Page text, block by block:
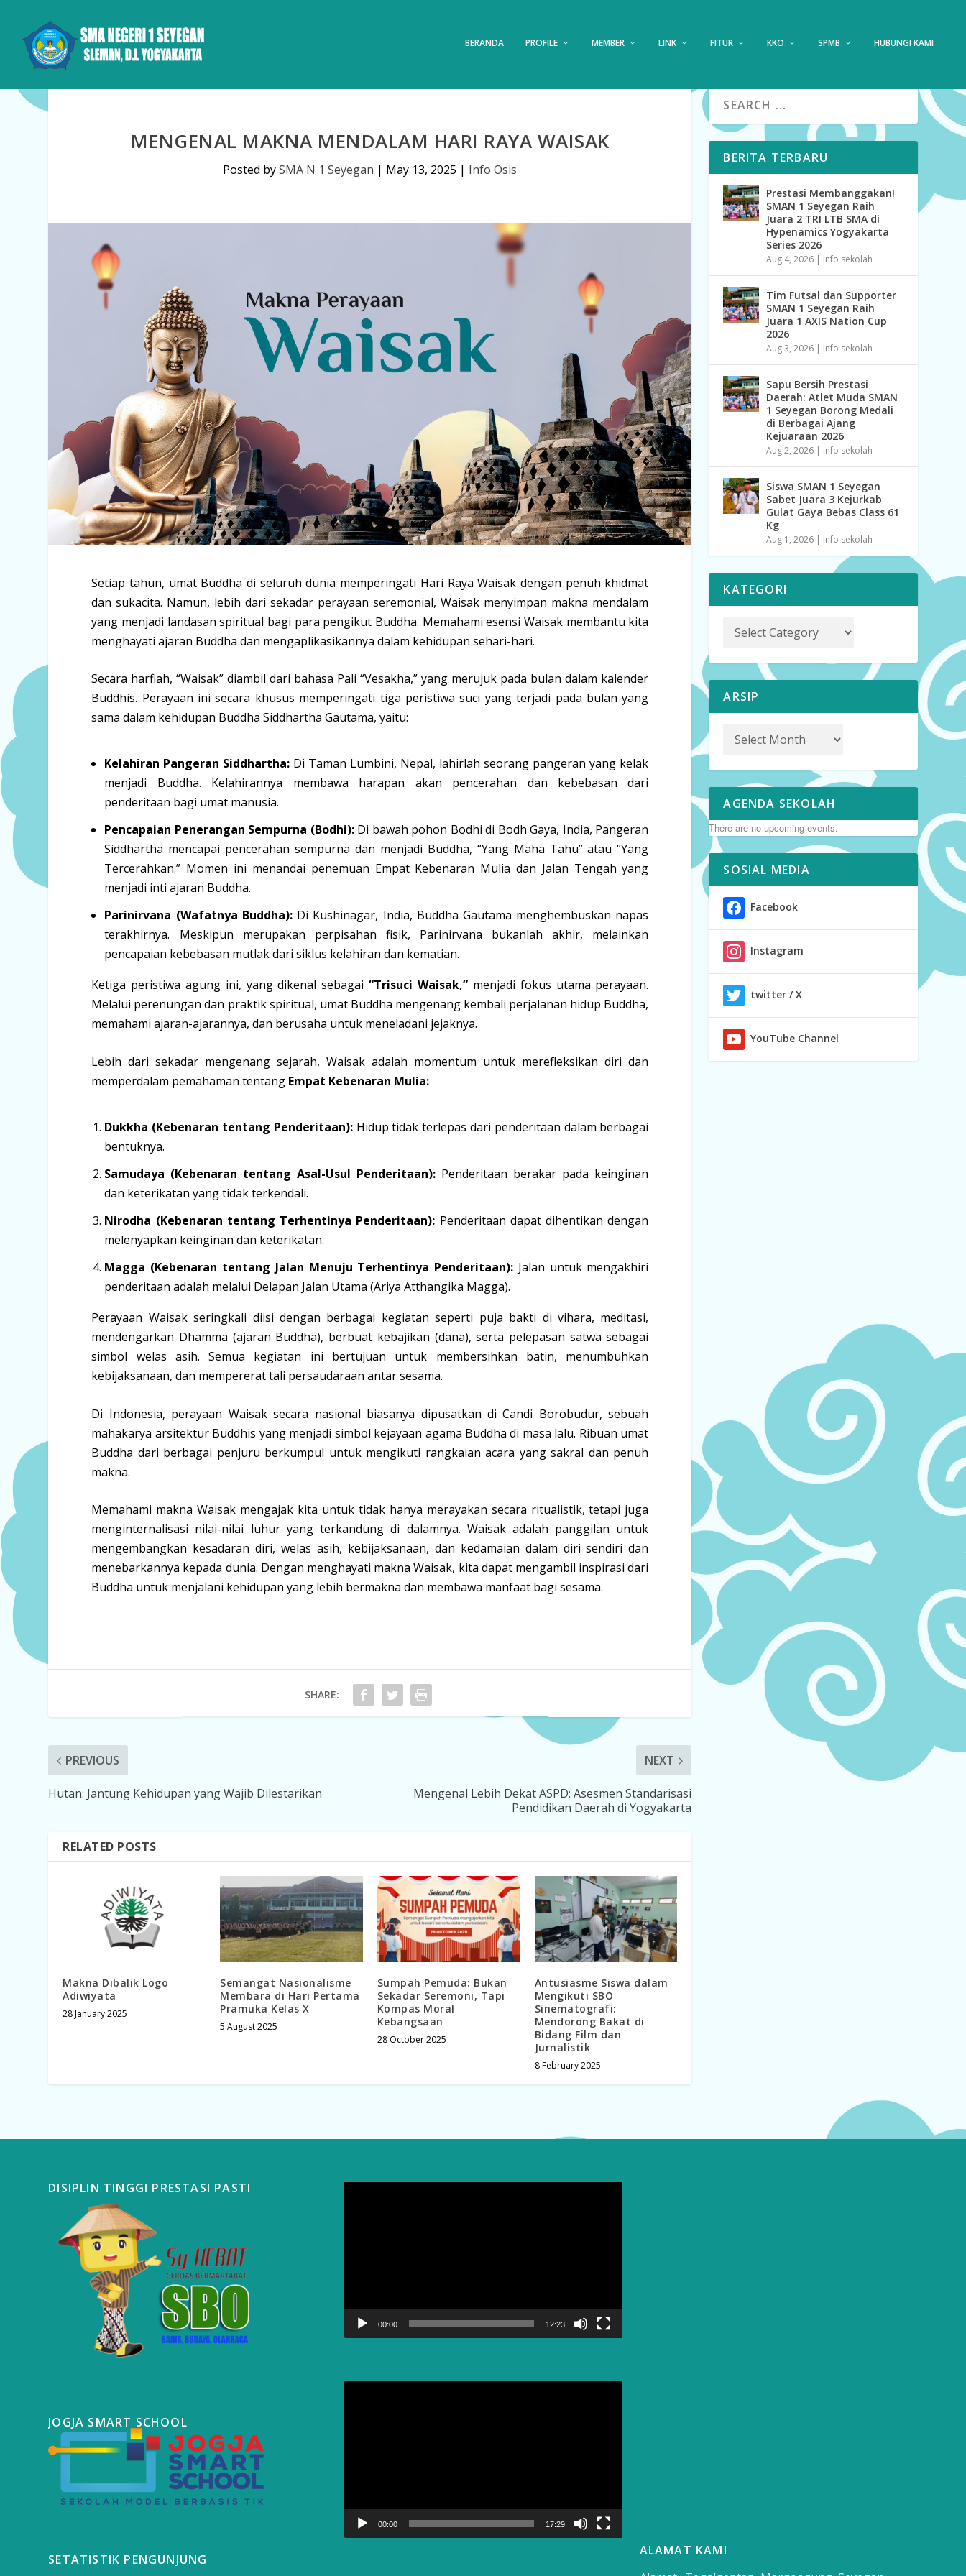
BERANDA PROFILE MEMBER LINK FITUR KKO SPMB HUBUNGI KAMI
MENGENAL MAKNA MENDALAM HARI RAYA WAISAK
Posted bySMA N 1 Seyegan | May 13, 2025 | Info Osis
Setiap tahun, umat Buddha di seluruh dunia memperingati Hari Raya Waisak dengan penuh khidmat
dan sukacita. Namun, lebih dari sekadar perayaan seremonial, Waisak menyimpan makna mendalam
yang menjadi landasan spiritual bagi para pengikut Buddha. Memahami esensi Waisak membantu kita
menghayati ajaran Buddha dan mengaplikasikannya dalam kehidupan sehari-hari.
Secara harfiah, “Waisak” diambil dari bahasa Pali “Vesakha,” yang merujuk pada bulan dalam kalender
Buddhis. Perayaan ini secara khusus memperingati tiga peristiwa suci yang terjadi pada bulan yang
sama dalam kehidupan Buddha Siddhartha Gautama, yaitu:
Kelahiran Pangeran Siddhartha: Di Taman Lumbini, Nepal, lahirlah seorang pangeran yang kelak
menjadi Buddha. Kelahirannya membawa harapan akan pencerahan dan kebebasan dari
penderitaan bagi umat manusia.
Pencapaian Penerangan Sempurna (Bodhi):Di bawah pohon Bodhi di Bodh Gaya, India, Pangeran
Siddhartha mencapai pencerahan sempurna dan menjadi Buddha, “Yang Maha Tahu” atau “Yang
Tercerahkan.” Momen ini menandai penemuan Empat Kebenaran Mulia dan Jalan Tengah yang
menjadi inti ajaran Buddha.
Parinirvana (Wafatnya Buddha):Di Kushinagar, India, Buddha Gautama menghembuskan napas
terakhirnya. Meskipun merupakan perpisahan fisik, Parinirvana bukanlah akhir, melainkan
pencapaian kebebasan mutlak dari siklus kelahiran dan kematian.
Ketiga peristiwa agung ini, yang dikenal sebagai“Trisuci Waisak,” menjadi fokus utama perayaan.
Melalui perenungan dan praktik spiritual, umat Buddha mengenang kembali perjalanan hidup Buddha,
memahami ajaran-ajarannya, dan berusaha untuk meneladani jejaknya.
Lebih dari sekadar mengenang sejarah, Waisak adalah momentum untuk merefleksikan diri dan
memperdalam pemahaman tentang Empat Kebenaran Mulia:
Dukkha (Kebenaran tentang Penderitaan):Hidup tidak terlepas dari penderitaan dalam berbagai
bentuknya.
Samudaya (Kebenaran tentang Asal-Usul Penderitaan): Penderitaan berakar pada keinginan
dan keterikatan yang tidak terkendali.
Nirodha (Kebenaran tentang Terhentinya Penderitaan): Penderitaan dapat dihentikan dengan
melenyapkan keinginan dan keterikatan.
Magga (Kebenaran tentang Jalan Menuju Terhentinya Penderitaan): Jalan untuk mengakhiri
penderitaan adalah melalui Delapan Jalan Utama (Ariya Atthangika Magga).
Perayaan Waisak seringkali diisi dengan berbagai kegiatan seperti puja bakti di vihara, meditasi,
mendengarkan Dhamma (ajaran Buddha), berbuat kebajikan (dana), serta pelepasan satwa sebagai
simbol welas asih. Semua kegiatan ini bertujuan untuk membersihkan batin, menumbuhkan
kebijaksanaan, dan mempererat tali persaudaraan antar sesama.
Di Indonesia, perayaan Waisak secara nasional biasanya dipusatkan di Candi Borobudur, sebuah
mahakarya arsitektur Buddhis yang menjadi simbol kejayaan agama Buddha di masa lalu. Ribuan umat
Buddha dari berbagai penjuru berkumpul untuk mengikuti rangkaian acara yang sakral dan penuh
makna.
Memahami makna Waisak mengajak kita untuk tidak hanya merayakan secara ritualistik, tetapi juga
menginternalisasi nilai-nilai luhur yang terkandung di dalamnya. Waisak adalah panggilan untuk
mengembangkan kesadaran diri, welas asih, kebijaksanaan, dan kedamaian dalam diri sendiri dan
menebarkannya kepada dunia. Dengan menghayati makna Waisak, kita dapat mengambil inspirasi dari
Buddha untuk menjalani kehidupan yang lebih bermakna dan membawa manfaat bagi sesama.
SHARE:
PREVIOUS
Hutan: Jantung Kehidupan yang Wajib Dilestarikan
NEXT
Mengenal Lebih Dekat ASPD: Asesmen Standarisasi
Pendidikan Daerah di Yogyakarta
RELATED POSTS
Makna Dibalik Logo
Adiwiyata
28 January 2025
Semangat Nasionalisme
Membara di Hari Pertama
Pramuka Kelas X
5 August 2025
Sumpah Pemuda: Bukan
Sekadar Seremoni, Tapi
Kompas Moral
Kebangsaan
28 October 2025
Antusiasme Siswa dalam
Mengikuti SBO
Sinematografi:
Mendorong Bakat di
Bidang Film dan
Jurnalistik
8 February 2025
BERITA TERBARU
Prestasi Membanggakan!
SMAN 1 Seyegan Raih
Juara 2 TRI LTB SMA di
Hypenamics Yogyakarta
Series 2026
Aug 4, 2026 | info sekolah
Tim Futsal dan Supporter
SMAN 1 Seyegan Raih
Juara 1 AXIS Nation Cup
2026
Aug 3, 2026 | info sekolah
Sapu Bersih Prestasi
Daerah: Atlet Muda SMAN
1 Seyegan Borong Medali
di Berbagai Ajang
Kejuaraan 2026
Aug 2, 2026 | info sekolah
Siswa SMAN 1 Seyegan
Sabet Juara 3 Kejurkab
Gulat Gaya Bebas Class 61
Kg
Aug 1, 2026 | info sekolah
KATEGORI
ARSIP
AGENDA SEKOLAH
There are no upcoming events.
SOSIAL MEDIA
Facebook
Instagram
twitter / X
YouTube Channel
DISIPLIN TINGGI PRESTASI PASTI
JOGJA SMART SCHOOL
SETATISTIK PENGUNJUNG
00:00 12:23
00:00 17:29
ALAMAT KAMI